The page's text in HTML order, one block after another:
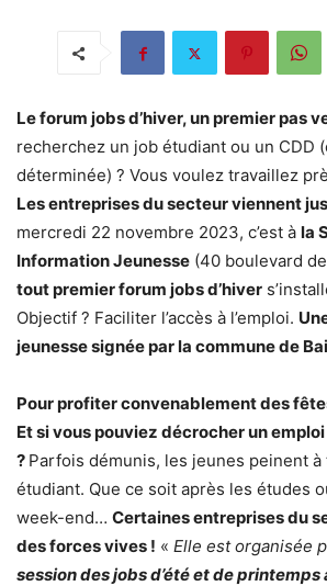
Le forum jobs d’hiver, un premier pas
recherchez un job étudiant ou un CDD
déterminée) ? Vous voulez travaillez
Les entreprises du secteur viennent
mercredi 22 novembre 2023, c’est à la
Information Jeunesse (40 boulevard
tout premier forum jobs d’hiver
Objectif ? Faciliter l’accès à l’emploi.
jeunesse signée par la commune de
Pour profiter convenablement des
Et si vous pouviez décrocher un
? Parfois démunis, les jeunes peinent
étudiant. Que ce soit après les études
week-end… Certaines entreprises du
des forces vives ! « Elle est organisée
session des jobs d’été et de printemps